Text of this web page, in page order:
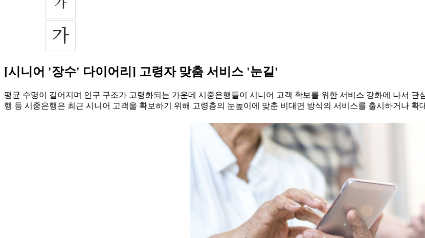
[시니어 '장수' 다이어리] 고령자 맞춤 서비스 '눈길'
평균 수명이 길어지며 인구 구조가 고령화되는 가운데 시중은행들이 시니어 고객 확보를 위한 서비스 강화에 나서 관
행 등 시중은행은 최근 시니어 고객을 확보하기 위해 고령층의 눈높이에 맞춘 비대면 방식의 서비스를 출시하거나 확